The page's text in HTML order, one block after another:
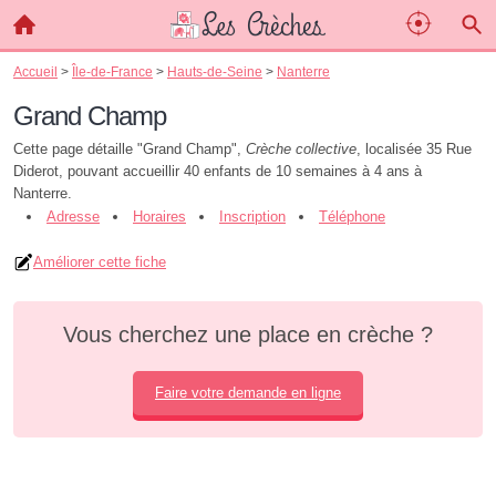
Accueil > Île-de-France > Hauts-de-Seine > Nanterre
Grand Champ
Cette page détaille "Grand Champ", Crèche collective, localisée 35 Rue
Diderot, pouvant accueillir 40 enfants de 10 semaines à 4 ans à
Nanterre.
Adresse
Horaires Inscription Téléphone
Améliorer cette fiche
Vous cherchez une place en crèche ?
Faire votre demande en ligne